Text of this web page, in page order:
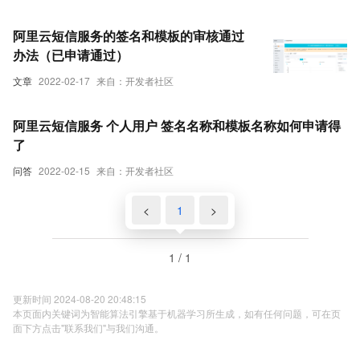
文章 2022-02-17 来自：开发者社区
阿里云短信服务的签名和模板的审核通过
办法（已申请通过）
问答 2022-02-15 来自：开发者社区
阿里云短信服务 个人用户 签名名称和模板名称如何申请得
了
< 1 >
1 / 1
更新时间 2024-08-20 20:48:15
本页面内关键词为智能算法引擎基于机器学习所生成，如有任何问题，可在页
面下方点击"联系我们"与我们沟通。